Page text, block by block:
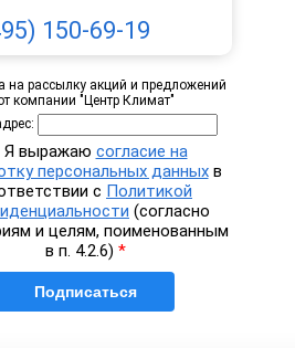
150-69-19
на рассылку акций и предложений
компании "Центр Климат"
Я выражаю согласие на
персональных данныхв
с Политикой
(согласно
и целям, поименованным
в п. 4.2.6) *